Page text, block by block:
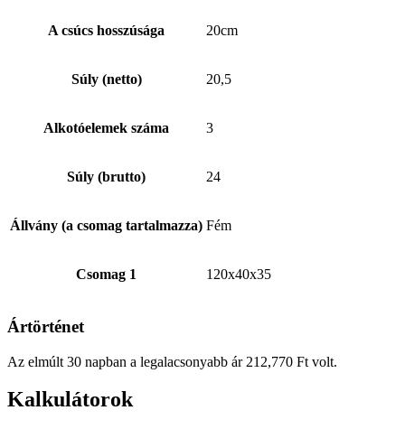
A csúcs hosszúsága 20cm
Súly (netto) 20,5
Alkotóelemek száma 3
Súly (brutto) 24
Állvány (a csomag tartalmazza) Fém
Csomag 1 120x40x35
Ártörténet
Az elmúlt 30 napban a legalacsonyabb ár 212,770 Ft volt.
Kalkulátorok